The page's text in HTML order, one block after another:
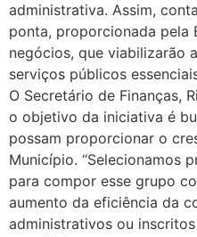
administrativa. Assim,
ponta, proporcionada pela
negócios, que viabilizarão
serviços públicos
O Secretário de Finanças,
o objetivo da iniciativa é
possam proporcionar o
Município. “Selecionamos
para compor esse grupo
aumento da eficiência da
administrativos ou